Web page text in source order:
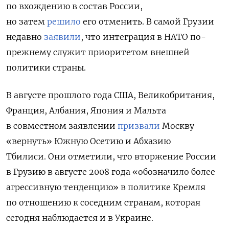
по вхождению в состав России,
но затем решило его отменить. В самой Грузии
недавно заявили, что интеграция в НАТО по-
прежнему служит приоритетом внешней
политики страны.
В августе прошлого года США, Великобритания,
Франция, Албания, Япония и Мальта
в совместном заявлении призвали Москву
«вернуть» Южную Осетию и Абхазию
Тбилиси. Они отметили, что вторжение России
в Грузию в августе 2008 года «обозначило более
агрессивную тенденцию» в политике Кремля
по отношению к соседним странам, которая
сегодня наблюдается и в Украине.